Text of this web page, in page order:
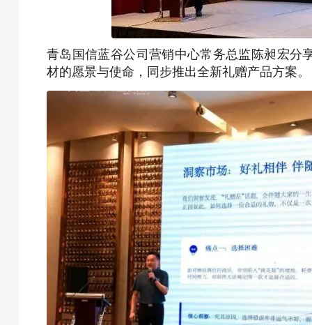
青岛国信蓝谷公司营销中心常务总监陈昶宏分
材的愿景与使命，同步推出全新礼赠产品方案。